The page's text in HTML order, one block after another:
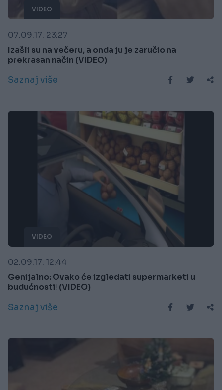
VIDEO
07.09.17. 23:27
Izašli su na večeru, a onda ju je zaručio na
prekrasan način (VIDEO)
Saznaj više
VIDEO
02.09.17. 12:44
Genijalno: Ovako će izgledati supermarketi u
budućnosti! (VIDEO)
Saznaj više